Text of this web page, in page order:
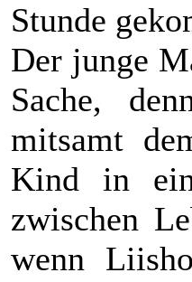
Stunde
Der junge
Sache,
mitsamt
Kind in
zwischen
wenn